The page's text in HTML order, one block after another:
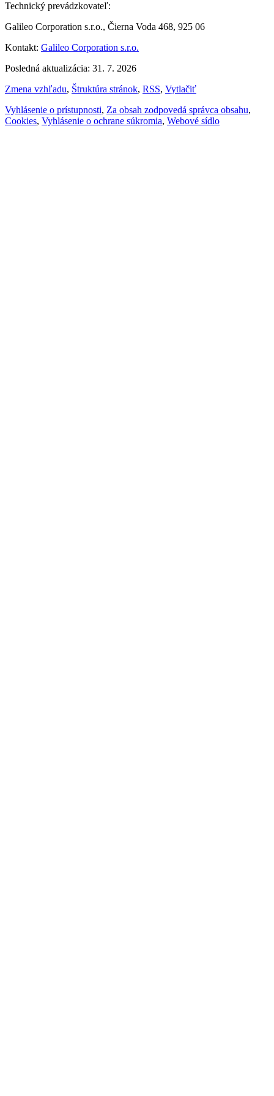
Technický prevádzkovateľ:
Galileo Corporation s.r.o., Čierna Voda 468, 925 06
Kontakt: Galileo Corporation s.r.o.
Posledná aktualizácia: 31. 7. 2026
Zmena vzhľadu, Štruktúra stránok, RSS, Vytlačiť
Vyhlásenie o prístupnosti, Za obsah zodpovedá správca obsahu,
Cookies, Vyhlásenie o ochrane súkromia, Webové sídlo